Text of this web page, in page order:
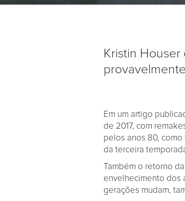
Kristin
Em um artigo
de 2017, com
pelos anos 80,
da terceira
Também o retorno
envelhecimento dos
gerações mudam,